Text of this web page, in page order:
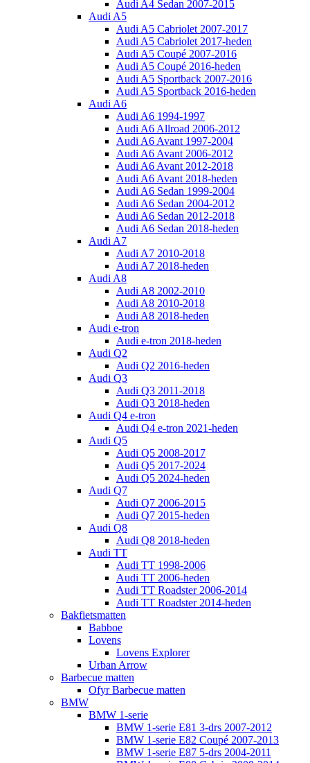
Audi A4 Sedan 2007-2015
Audi A5
Audi A5 Cabriolet 2007-2017
Audi A5 Cabriolet 2017-heden
Audi A5 Coupé 2007-2016
Audi A5 Coupé 2016-heden
Audi A5 Sportback 2007-2016
Audi A5 Sportback 2016-heden
Audi A6
Audi A6 1994-1997
Audi A6 Allroad 2006-2012
Audi A6 Avant 1997-2004
Audi A6 Avant 2006-2012
Audi A6 Avant 2012-2018
Audi A6 Avant 2018-heden
Audi A6 Sedan 1999-2004
Audi A6 Sedan 2004-2012
Audi A6 Sedan 2012-2018
Audi A6 Sedan 2018-heden
Audi A7
Audi A7 2010-2018
Audi A7 2018-heden
Audi A8
Audi A8 2002-2010
Audi A8 2010-2018
Audi A8 2018-heden
Audi e-tron
Audi e-tron 2018-heden
Audi Q2
Audi Q2 2016-heden
Audi Q3
Audi Q3 2011-2018
Audi Q3 2018-heden
Audi Q4 e-tron
Audi Q4 e-tron 2021-heden
Audi Q5
Audi Q5 2008-2017
Audi Q5 2017-2024
Audi Q5 2024-heden
Audi Q7
Audi Q7 2006-2015
Audi Q7 2015-heden
Audi Q8
Audi Q8 2018-heden
Audi TT
Audi TT 1998-2006
Audi TT 2006-heden
Audi TT Roadster 2006-2014
Audi TT Roadster 2014-heden
Bakfietsmatten
Babboe
Lovens
Lovens Explorer
Urban Arrow
Barbecue matten
Ofyr Barbecue matten
BMW
BMW 1-serie
BMW 1-serie E81 3-drs 2007-2012
BMW 1-serie E82 Coupé 2007-2013
BMW 1-serie E87 5-drs 2004-2011